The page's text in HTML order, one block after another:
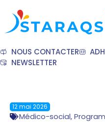
NOUS CONTACTER
NEWSLETTER
12 mai 2026
Médico-social,